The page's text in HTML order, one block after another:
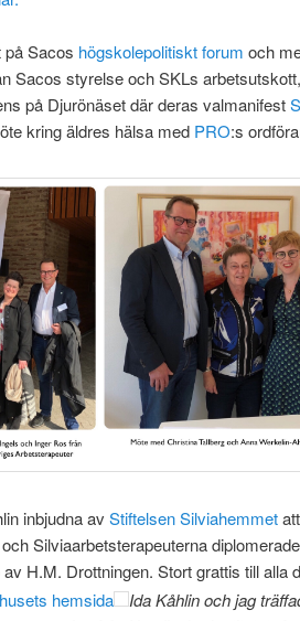
på Sacos högskolepolitiskt forum och
Sacos styrelse och SKLs
på Djurönäset där deras valmanifest
kring äldres hälsa med PRO:s
inbjudna av Stiftelsen Silviahemmet
Silviaarbetsterapeuterna
H.M. Drottningen. Stort grattis till alla
hemsida
Ida Kåhlin och jag